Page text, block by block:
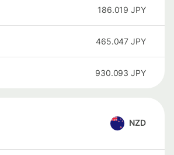
186.019 JPY
465.047 JPY
930.093 JPY
NZD